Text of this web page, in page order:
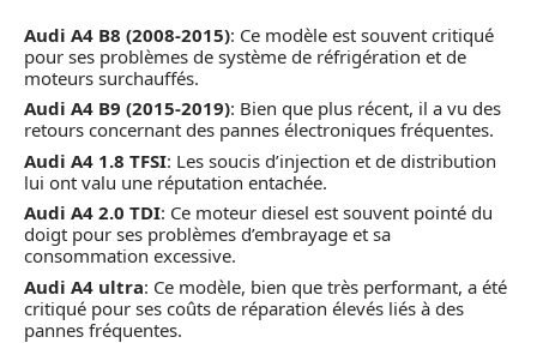
Audi A4 B8 (2008-2015): Ce modèle est souvent critiqué
pour ses problèmes de système de réfrigération et de
moteurs surchauffés.
Audi A4 B9 (2015-2019): Bien que plus récent, il a vu des
retours concernant des pannes électroniques fréquentes.
Audi A4 1.8 TFSI: Les soucis d’injection et de distribution
lui ont valu une réputation entachée.
Audi A4 2.0 TDI: Ce moteur diesel est souvent pointé du
doigt pour ses problèmes d’embrayage et sa
consommation excessive.
Audi A4 ultra: Ce modèle, bien que très performant, a été
critiqué pour ses coûts de réparation élevés liés à des
pannes fréquentes.